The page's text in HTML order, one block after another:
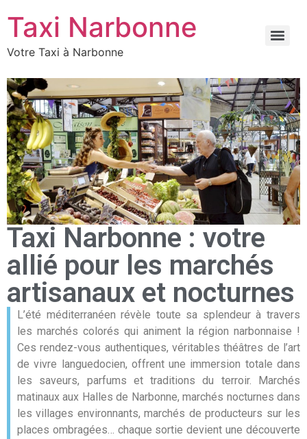
Taxi Narbonne
Votre Taxi à Narbonne
Taxi Narbonne : votre
allié pour les marchés
artisanaux et nocturnes
L’été méditerranéen révèle toute sa splendeur à travers
les marchés colorés qui animent la région narbonnaise !
Ces rendez-vous authentiques, véritables théâtres de l’art
de vivre languedocien, offrent une immersion totale dans
les saveurs, parfums et traditions du terroir. Marchés
matinaux aux Halles de Narbonne, marchés nocturnes dans
les villages environnants, marchés de producteurs sur les
places ombragées… chaque sortie devient une découverte